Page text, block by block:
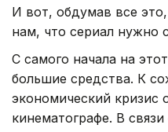
И вот, обдумав все это,
нам, что сериал нужно
С самого начала на
большие средства. К
экономический кризис
кинематографе. В